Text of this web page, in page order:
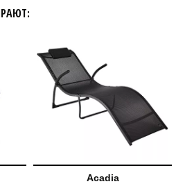
Acadia